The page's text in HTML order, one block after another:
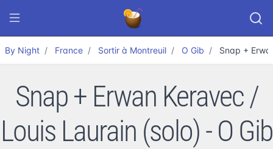
By Night France Sortir à Montreuil O Gib Snap +
Snap + Erwan Keravec /
Louis Laurain (solo) - O Gib